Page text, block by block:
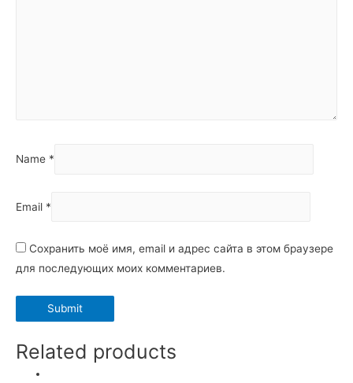
Name *
Email *
Сохранить моё имя, email и адрес сайта в этом браузере
для последующих моих комментариев.
Related products